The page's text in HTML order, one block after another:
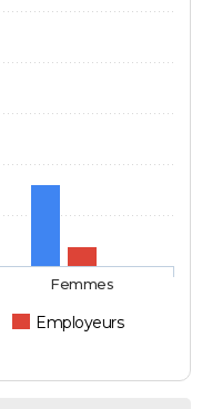
Employeurs
Femmes